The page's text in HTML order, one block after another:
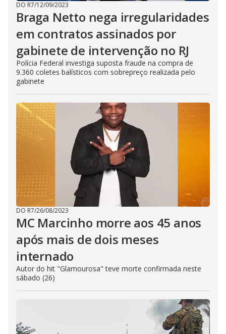
DO R7/12/09/2023
Braga Netto nega irregularidades
em contratos assinados por
gabinete de intervenção no RJ
Polícia Federal investiga suposta fraude na compra de
9.360 coletes balísticos com sobrepreço realizada pelo
gabinete
DO R7/26/08/2023
MC Marcinho morre aos 45 anos
após mais de dois meses
internado
Autor do hit "Glamourosa" teve morte confirmada neste
sábado (26)